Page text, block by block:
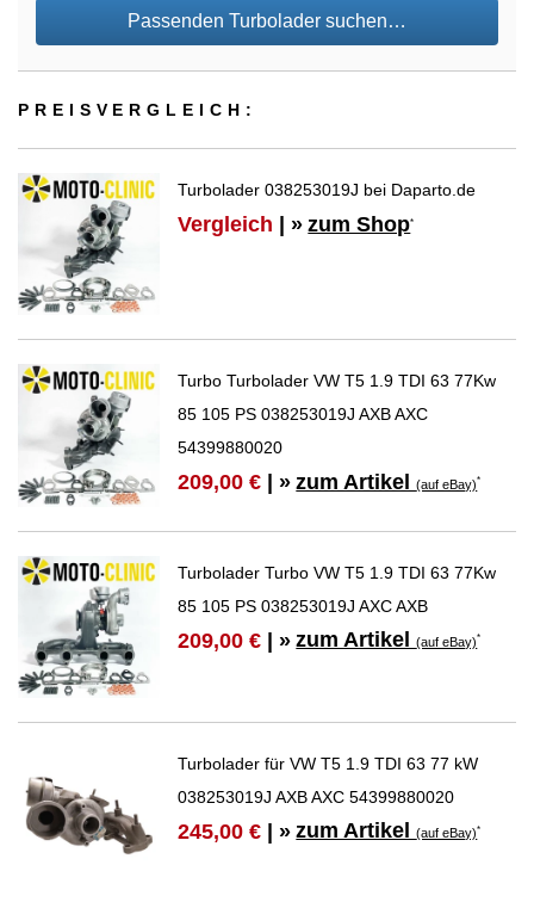
Passenden Turbolader suchen…
PREIS­VER­GLEICH:
Turbolader 038253019J bei Daparto.de
Vergleich | » zum Shop*
Turbo Turbolader VW T5 1.9 TDI 63 77Kw
85 105 PS 038253019J AXB AXC
54399880020
209,00 € | » zum Artikel(auf eBay)*
Turbolader Turbo VW T5 1.9 TDI 63 77Kw
85 105 PS 038253019J AXC AXB
209,00 € | » zum Artikel(auf eBay)*
Turbolader für VW T5 1.9 TDI 63 77 kW
038253019J AXB AXC 54399880020
245,00 € | » zum Artikel(auf eBay)*